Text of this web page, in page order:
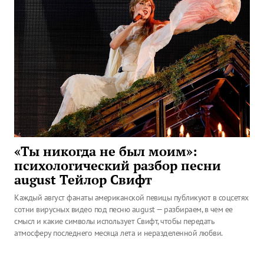
«Ты никогда не был моим»:
психологический разбор песни
august Тейлор Свифт
Каждый август фанаты американской певицы публикуют в соцсетях
сотни вирусных видео под песню august — разбираем, в чем ее
смысл и какие символы использует Свифт, чтобы передать
атмосферу последнего месяца лета и неразделенной любви.